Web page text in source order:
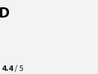
4.4/ 5